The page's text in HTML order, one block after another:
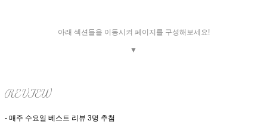
아래 섹션들을 이동시켜 페이지를 구성해보세요!
▼
REVIEW
- 매주 수요일 베스트 리뷰 3명 추첨